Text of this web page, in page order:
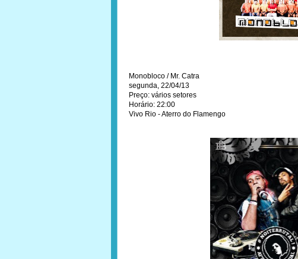
Monobloco / Mr. Catra
segunda, 22/04/13
Preço: vários setores
Horário: 22:00
Vivo Rio - Aterro do Flamengo